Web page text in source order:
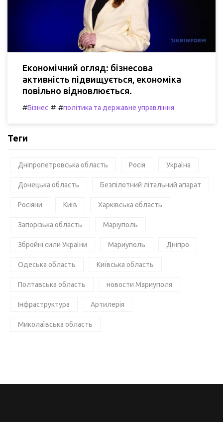
Економічний огляд: бізнесова
активність підвищується, економіка
повільно відновлюється.
#Бізнес # #політика та державне управління
Теги
Дніпропетровська область Росія Україна
Донецька область Безпілотний літальний апарат
Росіяни Київ Харківська область
Запорізька область Маріуполь
Збройні сили України Мариуполь Дніпро
Одеська область Київська область
Полтавська область новости Мариуполя
Інфраструктура Артилерія
Миколаївська область